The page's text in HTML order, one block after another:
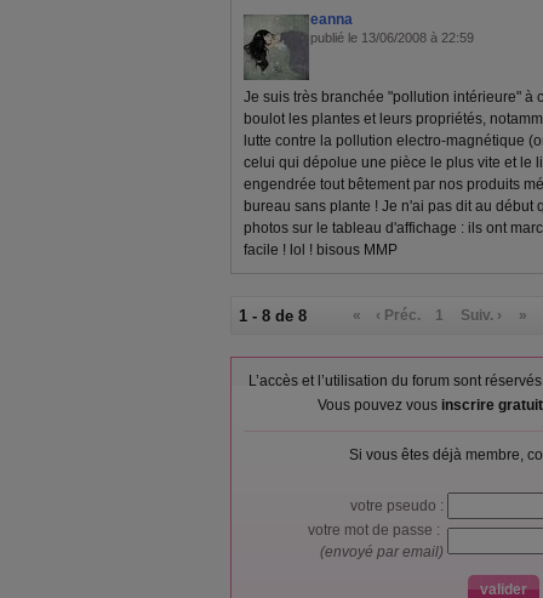
eanna
publié le 13/06/2008 à 22:59
Je suis très branchée "pollution intérieure" à
boulot les plantes et leurs propriétés,
lutte contre la pollution electro-magnétique
celui qui dépolue une pièce le plus vite et le
engendrée tout bêtement par nos produits
bureau sans plante ! Je n'ai pas dit au début
photos sur le tableau d'affichage : ils ont
facile ! lol ! bisous MMP
1 - 8 de 8 « ‹ Préc. 1 Suiv. › »
L’accès et l’utilisation du forum sont
Vous pouvez vous inscrire
Si vous êtes déjà membre,
votre pseudo :
votre mot de passe :
(envoyé par email)